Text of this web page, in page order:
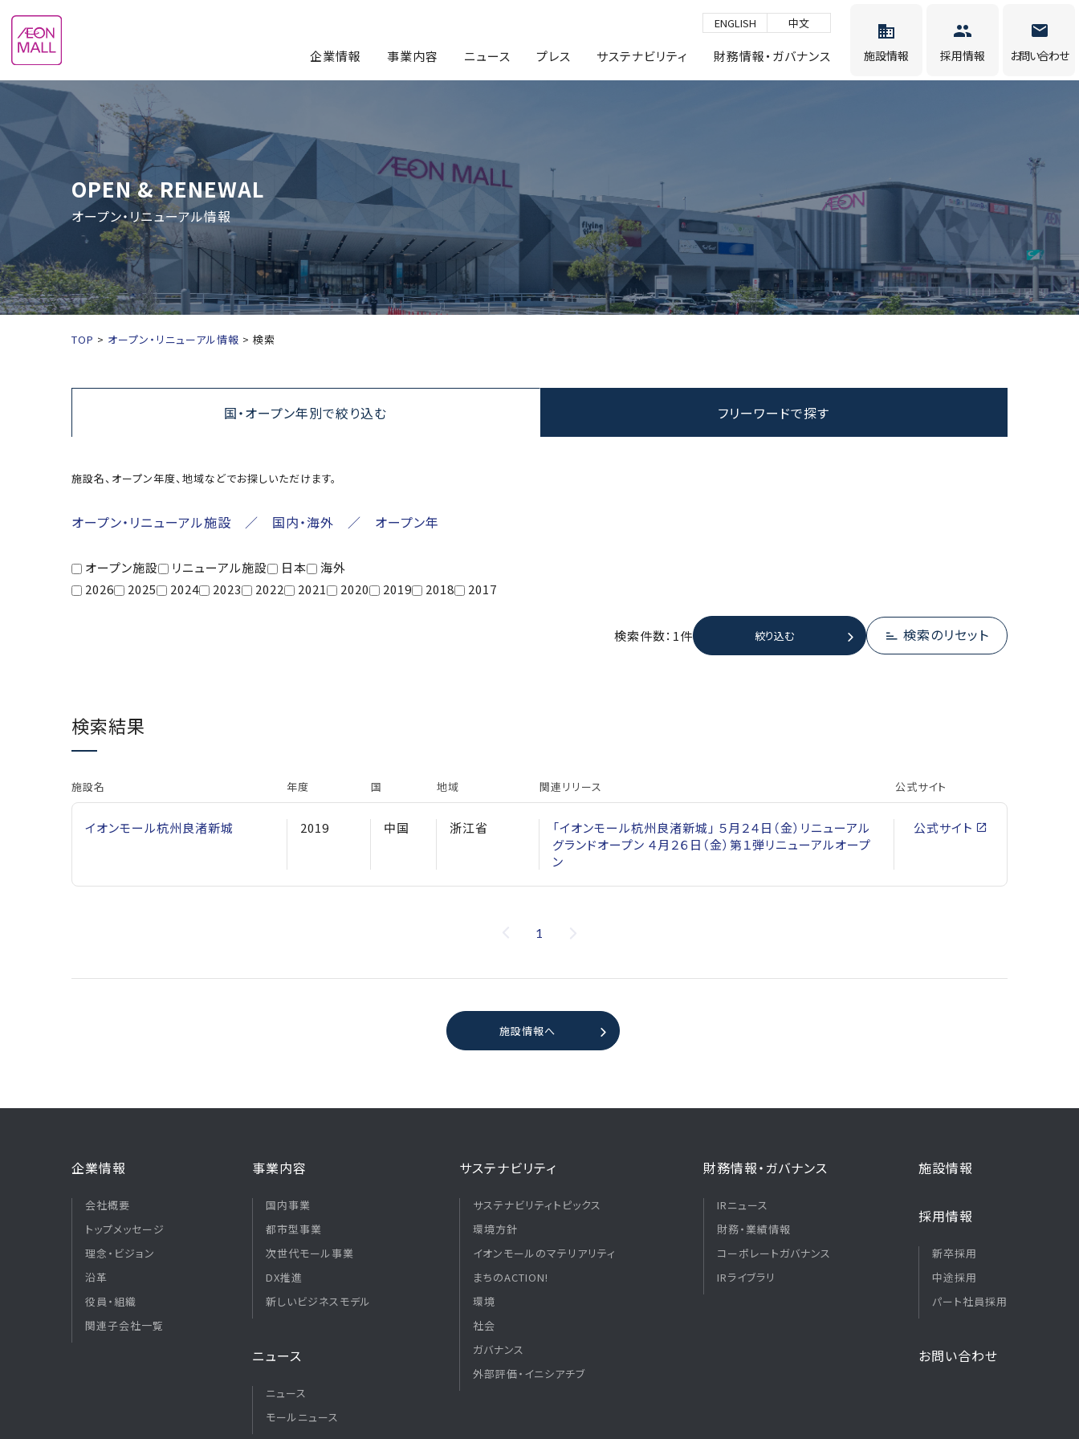
ENGLISH 中文
企業情報 事業内容 ニュース プレス サステナビリティ 財務情報・ガバナンス 施設情報 採用情報 お問い合わせ
OPEN & RENEWAL
オープン・リニューアル情報
TOP オープン・リニューアル情報 検索
国・オープン年別で絞り込む フリーワードで探す
施設名、オープン年度、地域などでお探しいただけます。
オープン・リニューアル施設 ／ 国内・海外 ／ オープン年
オープン施設 リニューアル施設 日本
海外
2026
2025 2024 2023 2022 2021 2020 2019 2018 2017
検索件数：1件 絞り込む 検索のリセット
検索結果
施設名 年度 国 地域 関連リリース 公式サイト
イオンモール杭州良渚新城 2019 中国 浙江省
「イオンモール杭州良渚新城」 ５月２４日（金）リニューアル
グランドオープン ４月２６日（金）第１弾リニューアルオープ
ン
公式サイト
1
施設情報へ
企業情報
会社概要
トップメッセージ
理念・ビジョン
沿革
役員・組織
関連子会社一覧
事業内容
国内事業
都市型事業
次世代モール事業
DX推進
新しいビジネスモデル
ニュース
ニュース
モールニュース
サステナビリティ
サステナビリティトピックス
環境方針
イオンモールのマテリアリティ
まちのACTION!
環境
社会
ガバナンス
外部評価・イニシアチブ
財務情報・ガバナンス
IRニュース
財務・業績情報
コーポレートガバナンス
IRライブラリ
施設情報
採用情報
新卒採用
中途採用
パート社員採用
お問い合わせ